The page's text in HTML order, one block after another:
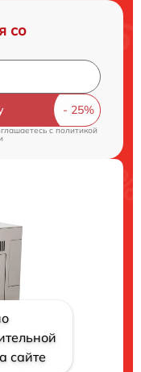
со
cполитикой
сайте